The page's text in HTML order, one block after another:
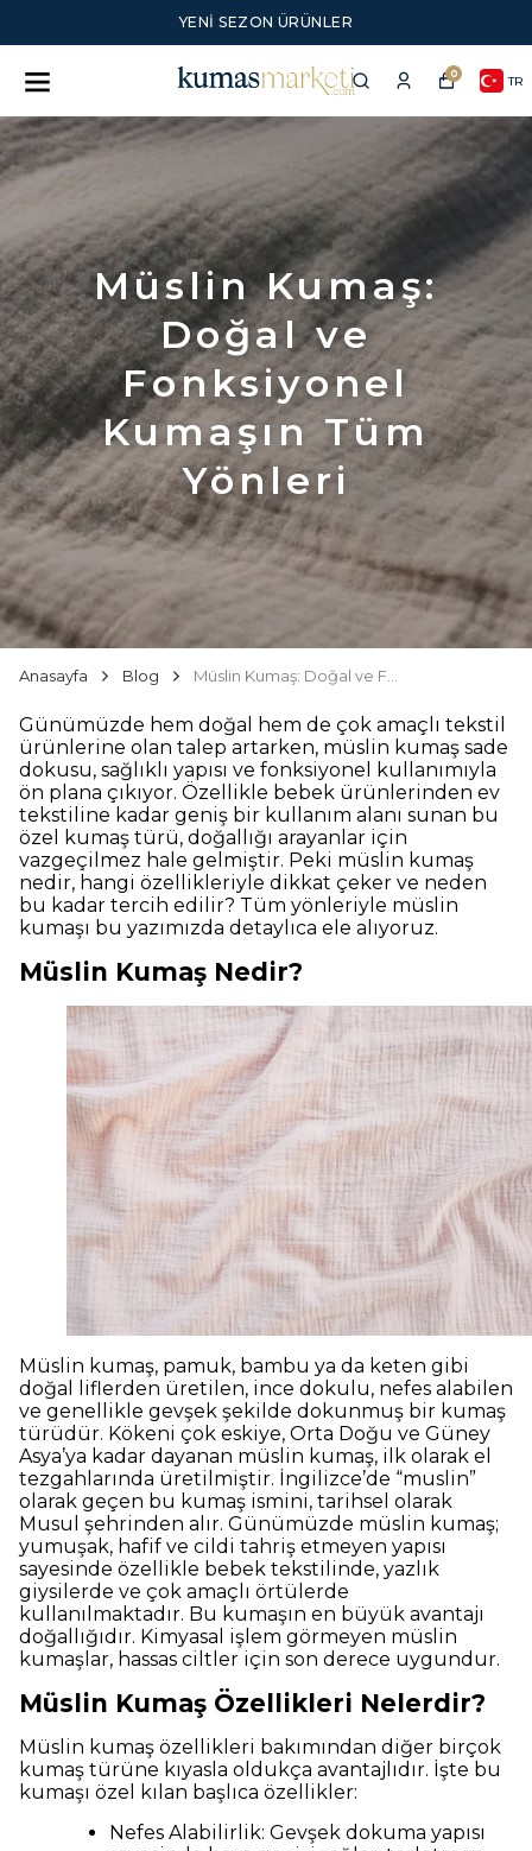
YENI SEZON ÜRÜNLER
0 TR
Müslin Kumaş:
Doğal ve
Fonksiyonel
Kumaşın Tüm
Yönleri
Anasayfa Blog
Günümüzde hem doğal hem de çok amaçlı tekstil
ürünlerine olan talep artarken, müslin kumaş sade
dokusu, sağlıklı yapısı ve fonksiyonel kullanımıyla
ön plana çıkıyor. Özellikle bebek ürünlerinden ev
tekstiline kadar geniş bir kullanım alanı sunan bu
özel kumaş türü, doğallığı arayanlar için
vazgeçilmez hale gelmiştir. Peki müslin kumaş
nedir, hangi özellikleriyle dikkat çeker ve neden
bu kadar tercih edilir? Tüm yönleriyle müslin
kumaşı bu yazımızda detaylıca ele alıyoruz.
Müslin Kumaş Nedir?
Müslin kumaş, pamuk, bambu ya da keten gibi
doğal liflerden üretilen, ince dokulu, nefes alabilen
ve genellikle gevşek şekilde dokunmuş bir kumaş
türüdür. Kökeni çok eskiye, Orta Doğu ve Güney
Asya’ya kadar dayanan müslin kumaş, ilk olarak el
tezgahlarında üretilmiştir. İngilizce’de “muslin”
olarak geçen bu kumaş ismini, tarihsel olarak
Musul şehrinden alır. Günümüzde müslin kumaş;
yumuşak, hafif ve cildi tahriş etmeyen yapısı
sayesinde özellikle bebek tekstilinde, yazlık
giysilerde ve çok amaçlı örtülerde
kullanılmaktadır. Bu kumaşın en büyük avantajı
doğallığıdır. Kimyasal işlem görmeyen müslin
kumaşlar, hassas ciltler için son derece uygundur.
Müslin Kumaş Özellikleri Nelerdir?
Müslin kumaş özellikleri bakımından diğer birçok
kumaş türüne kıyasla oldukça avantajlıdır. İşte bu
kumaşı özel kılan başlıca özellikler:
Nefes Alabilirlik: Gevşek dokuma yapısı